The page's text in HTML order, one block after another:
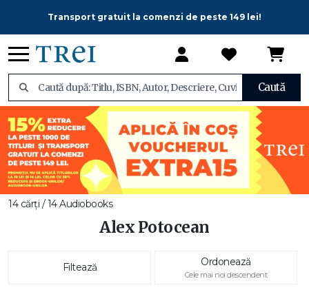
Transport gratuit la comenzi de peste 149 lei!
Caută
14 cărți / 14 Audiobooks
Alex Potocean
Filtează Ordonează
Cele mai noi descendent